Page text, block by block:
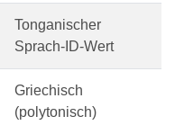
Tonganischer
Sprach-ID-Wert
Griechisch
(polytonisch)